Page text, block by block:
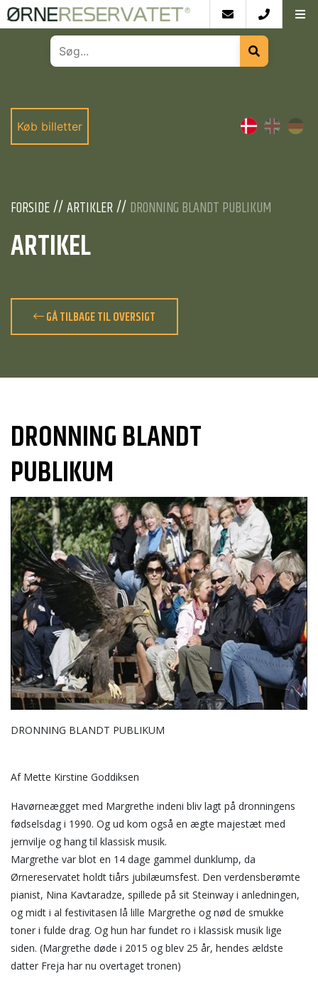
Køb billetter
FORSIDE ARTIKLER DRONNING BLANDT PUBLIKUM
ARTIKEL
GÅ TILBAGE TIL OVERSIGT
DRONNING BLANDT
PUBLIKUM
DRONNING BLANDT PUBLIKUM
Af Mette Kirstine Goddiksen
Havørneægget med Margrethe indeni bliv lagt på dronningens
fødselsdag i 1990. Og ud kom også en ægte majestæt med
jernvilje og hang til klassisk musik.
Margrethe var blot en 14 dage gammel dunklump, da
Ørnereservatet holdt tiårs jubilæumsfest. Den verdensberømte
pianist, Nina Kavtaradze, spillede på sit Steinway i anledningen,
og midt i al festivitasen lå lille Margrethe og nød de smukke
toner i fulde drag. Og hun har fundet ro i klassisk musik lige
siden. (Margrethe døde i 2015 og blev 25 år, hendes ældste
datter Freja har nu overtaget tronen)